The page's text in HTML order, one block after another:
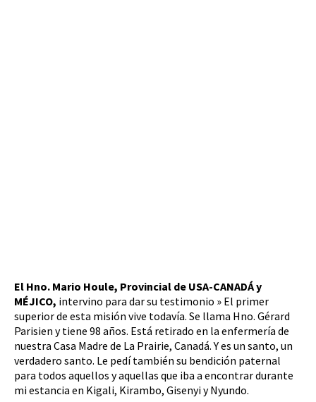
El Hno. Mario Houle, Provincial de USA-CANADÁ y
MÉJICO, intervino para dar su testimonio » El primer
superior de esta misión vive todavía. Se llama Hno. Gérard
Parisien y tiene 98 años. Está retirado en la enfermería de
nuestra Casa Madre de La Prairie, Canadá. Y es un santo, un
verdadero santo. Le pedí también su bendición paternal
para todos aquellos y aquellas que iba a encontrar durante
mi estancia en Kigali, Kirambo, Gisenyi y Nyundo.